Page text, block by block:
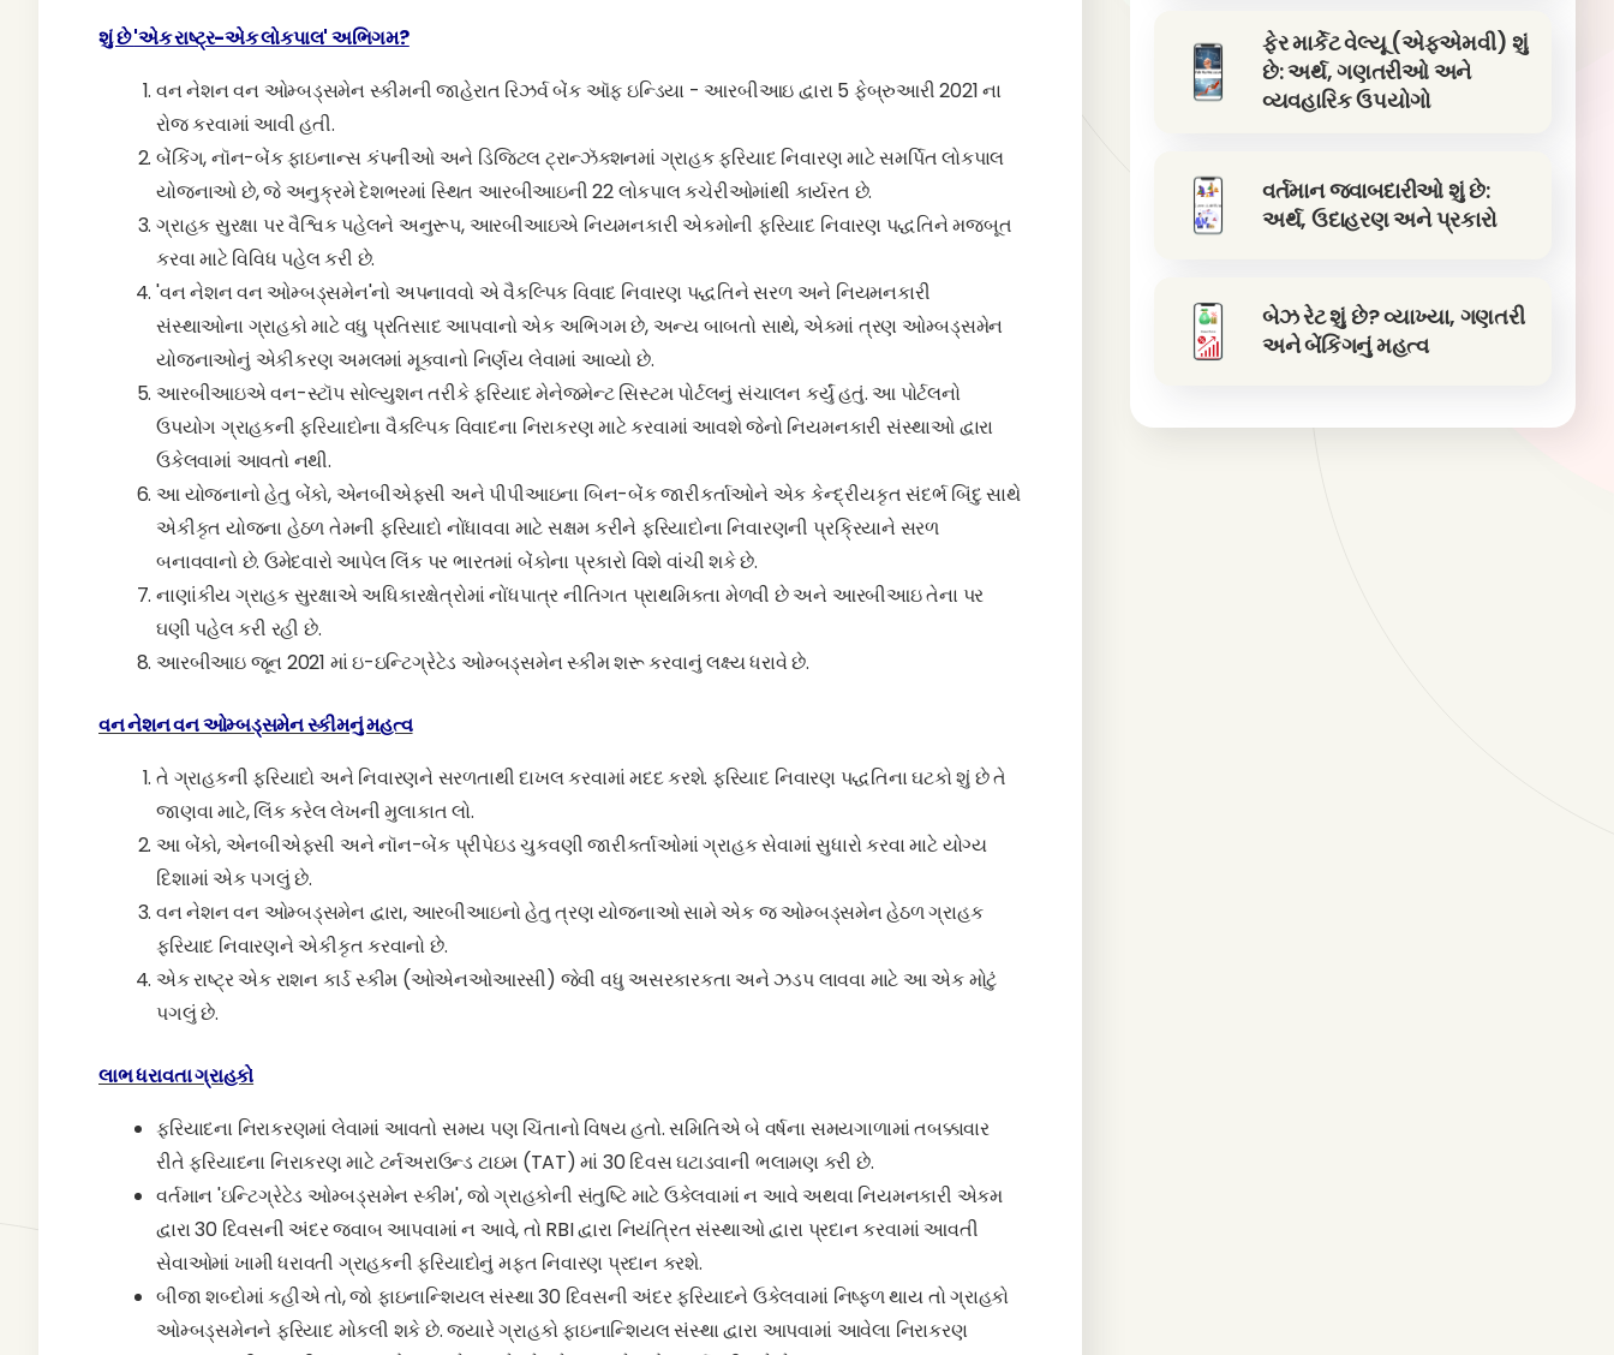
શું છે'એક રાષ્ટ્ર-એક લોકપાલ' અભિગમ?
વન નેશન વન ઓમ્બડ્સમેન સ્કીમની જાહેરાત રિઝર્વ બેંક ઑફ ઇન્ડિયા - આરબીઆઇ દ્વારા 5 ફેબ્રુઆરી 2021 ના
રોજ કરવામાં આવી હતી.
બેંકિંગ, નૉન-બેંક ફાઇનાન્સ કંપનીઓ અને ડિજિટલ ટ્રાન્ઝૅક્શનમાં ગ્રાહક ફરિયાદ નિવારણ માટે સમર્પિત લોકપાલ
યોજનાઓ છે, જે અનુક્રમે દેશભરમાં સ્થિત આરબીઆઇની 22 લોકપાલ કચેરીઓમાંથી કાર્યરત છે.
ગ્રાહક સુરક્ષા પર વૈશ્વિક પહેલને અનુરૂપ, આરબીઆઇએ નિયમનકારી એકમોની ફરિયાદ નિવારણ પદ્ધતિને મજબૂત
કરવા માટે વિવિધ પહેલ કરી છે.
'વન નેશન વન ઓમ્બડ્સમેન'નો અપનાવવો એ વૈકલ્પિક વિવાદ નિવારણ પદ્ધતિને સરળ અને નિયમનકારી
સંસ્થાઓના ગ્રાહકો માટે વધુ પ્રતિસાદ આપવાનો એક અભિગમ છે, અન્ય બાબતો સાથે, એકમાં ત્રણ ઓમ્બડ્સમેન
યોજનાઓનું એકીકરણ અમલમાં મૂકવાનો નિર્ણય લેવામાં આવ્યો છે.
આરબીઆઇએ વન-સ્ટૉપ સોલ્યુશન તરીકે ફરિયાદ મેનેજમેન્ટ સિસ્ટમ પોર્ટલનું સંચાલન કર્યું હતું. આ પોર્ટલનો
ઉપયોગ ગ્રાહકની ફરિયાદોના વૈકલ્પિક વિવાદના નિરાકરણ માટે કરવામાં આવશે જેનો નિયમનકારી સંસ્થાઓ દ્વારા
ઉકેલવામાં આવતો નથી.
આ યોજનાનો હેતુ બેંકો, એનબીએફસી અને પીપીઆઇના બિન-બેંક જારીકર્તાઓને એક કેન્દ્રીયકૃત સંદર્ભ બિંદુ સાથે
એકીકૃત યોજના હેઠળ તેમની ફરિયાદો નોંધાવવા માટે સક્ષમ કરીને ફરિયાદોના નિવારણની પ્રક્રિયાને સરળ
બનાવવાનો છે. ઉમેદવારો આપેલ લિંક પર ભારતમાં બેંકોના પ્રકારો વિશે વાંચી શકે છે.
નાણાંકીય ગ્રાહક સુરક્ષાએ અધિકારક્ષેત્રોમાં નોંધપાત્ર નીતિગત પ્રાથમિકતા મેળવી છે અને આરબીઆઇ તેના પર
ઘણી પહેલ કરી રહી છે.
આરબીઆઇ જૂન 2021 માં ઇ-ઇન્ટિગ્રેટેડ ઓમ્બડ્સમેન સ્કીમ શરૂ કરવાનું લક્ષ્ય ધરાવે છે.
વન નેશન વન ઓમ્બડ્સમેન સ્કીમનું મહત્વ
તે ગ્રાહકની ફરિયાદો અને નિવારણને સરળતાથી દાખલ કરવામાં મદદ કરશે. ફરિયાદ નિવારણ પદ્ધતિના ઘટકો શું છે તે
જાણવા માટે, લિંક કરેલ લેખની મુલાકાત લો.
આ બેંકો, એનબીએફસી અને નૉન-બેંક પ્રીપેઇડ ચુકવણી જારીકર્તાઓમાં ગ્રાહક સેવામાં સુધારો કરવા માટે યોગ્ય
દિશામાં એક પગલું છે.
વન નેશન વન ઓમ્બડ્સમેન દ્વારા, આરબીઆઇનો હેતુ ત્રણ યોજનાઓ સામે એક જ ઓમ્બડ્સમેન હેઠળ ગ્રાહક
ફરિયાદ નિવારણને એકીકૃત કરવાનો છે.
એક રાષ્ટ્ર એક રાશન કાર્ડ સ્કીમ (ઓએનઓઆરસી) જેવી વધુ અસરકારકતા અને ઝડપ લાવવા માટે આ એક મોટું
પગલું છે.
લાભ ધરાવતા ગ્રાહકો
ફરિયાદના નિરાકરણમાં લેવામાં આવતો સમય પણ ચિંતાનો વિષય હતો. સમિતિએ બે વર્ષના સમયગાળામાં તબક્કાવાર
રીતે ફરિયાદના નિરાકરણ માટે ટર્નઅરાઉન્ડ ટાઇમ (TAT) માં 30 દિવસ ઘટાડવાની ભલામણ કરી છે.
વર્તમાન 'ઇન્ટિગ્રેટેડ ઓમ્બડ્સમેન સ્કીમ', જો ગ્રાહકોની સંતુષ્ટિ માટે ઉકેલવામાં ન આવે અથવા નિયમનકારી એકમ
દ્વારા 30 દિવસની અંદર જવાબ આપવામાં ન આવે, તો RBI દ્વારા નિયંત્રિત સંસ્થાઓ દ્વારા પ્રદાન કરવામાં આવતી
સેવાઓમાં ખામી ધરાવતી ગ્રાહકની ફરિયાદોનું મફત નિવારણ પ્રદાન કરશે.
બીજા શબ્દોમાં કહીએ તો, જો ફાઇનાન્શિયલ સંસ્થા 30 દિવસની અંદર ફરિયાદને ઉકેલવામાં નિષ્ફળ થાય તો ગ્રાહકો
ઓમ્બડ્સમેનને ફરિયાદ મોકલી શકે છે. જ્યારે ગ્રાહકો ફાઇનાન્શિયલ સંસ્થા દ્વારા આપવામાં આવેલા નિરાકરણ
ફેર માર્કેટ વેલ્યૂ (એફએમવી) શું
છે: અર્થ, ગણતરીઓ અને
વ્યવહારિક ઉપયોગો
વર્તમાન જવાબદારીઓ શું છે:
અર્થ, ઉદાહરણ અને પ્રકારો
બેઝ રેટ શું છે? વ્યાખ્યા, ગણતરી
અને બેંકિંગનું મહત્વ